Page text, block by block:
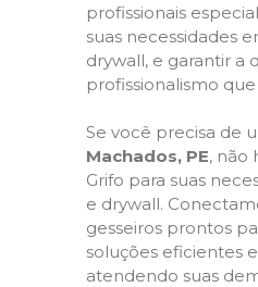
profissionais
suas necessidades
drywall, e garantir a
profissionalismo
Se você precisa de
Machados, PE, não
Grifo para suas
e drywall.
gesseiros prontos
soluções eficientes
atendendo suas